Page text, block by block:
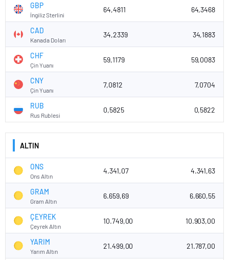
GBP
İngiliz Sterlini
64,4811 64,3468
CAD
Kanada Doları
34,2339 34,1883
CHF
Çin Yuanı
59,1179 59,0083
CNY
Çin Yuanı
7,0812 7,0704
RUB
Rus Rublesi
0,5825 0,5822
ALTIN
ONS
Ons Altın
4.341,07 4.341,63
GRAM
Gram Altın
6.659,69 6.660,55
ÇEYREK
Çeyrek Altın
10.749,00 10.903,00
YARIM
Yarım Altın
21.499,00 21.787,00